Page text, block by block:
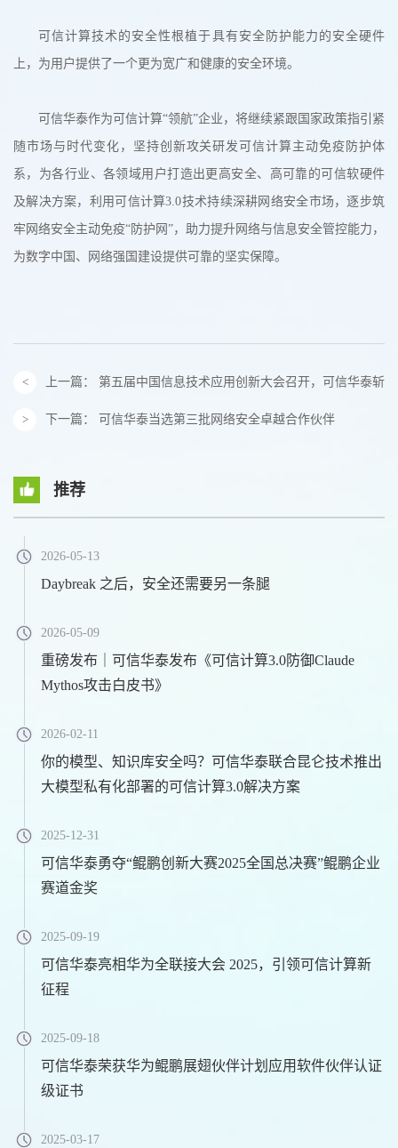
可信计算技术的安全性根植于具有安全防护能力的安全硬件
上，为用户提供了一个更为宽广和健康的安全环境。
可信华泰作为可信计算“领航”企业，将继续紧跟国家政策指引紧
随市场与时代变化，坚持创新攻关研发可信计算主动免疫防护体
系，为各行业、各领域用户打造出更高安全、高可靠的可信软硬件
及解决方案，利用可信计算3.0技术持续深耕网络安全市场，逐步筑
牢网络安全主动免疫“防护网”，助力提升网络与信息安全管控能力，
为数字中国、网络强国建设提供可靠的坚实保障。
上一篇： 第五届中国信息技术应用创新大会召开，可信华泰斩
下一篇： 可信华泰当选第三批网络安全卓越合作伙伴
推荐
2026-05-13
Daybreak 之后，安全还需要另一条腿
2026-05-09
重磅发布｜可信华泰发布《可信计算3.0防御Claude
Mythos攻击白皮书》
2026-02-11
你的模型、知识库安全吗？可信华泰联合昆仑技术推出
大模型私有化部署的可信计算3.0解决方案
2025-12-31
可信华泰勇夺“鲲鹏创新大赛2025全国总决赛”鲲鹏企业
赛道金奖
2025-09-19
可信华泰亮相华为全联接大会 2025，引领可信计算新
征程
2025-09-18
可信华泰荣获华为鲲鹏展翅伙伴计划应用软件伙伴认证
级证书
2025-03-17